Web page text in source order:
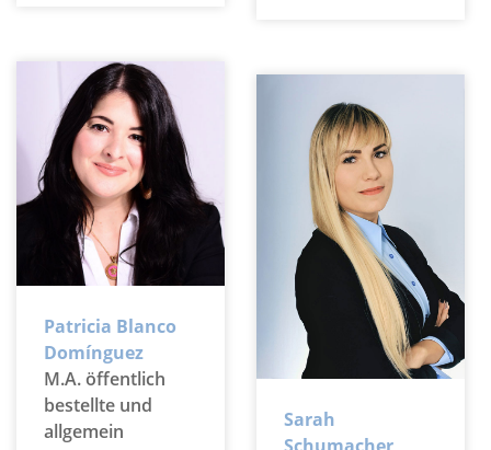
Patricia Blanco
Domínguez
M.A. öffentlich
bestellte und
allgemein
Sarah